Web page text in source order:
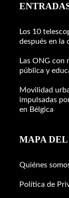
Los 10
después en la
Las ONG con
pública y
Movilidad
impulsadas
en Bélgica
MAPA
Quiénes
Política de